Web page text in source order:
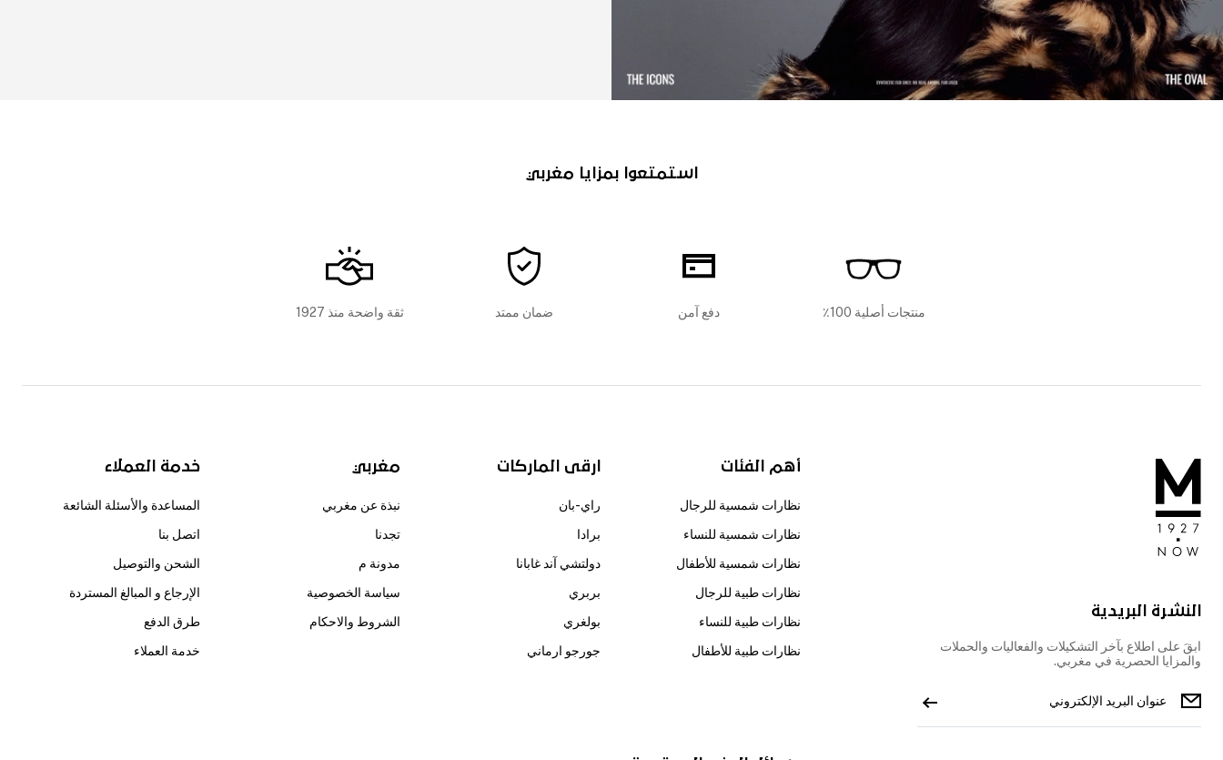
استمتعوا بمزايا مغربي
منتجات أصلية 100٪ دفع آمن ضمان ممتد ثقة واضحة منذ 1927
النشرة البريدية
ابقَ على اطلاع بآخر التشكيلات والفعاليات والحملات
والمزايا الحصرية في مغربي.
أهم الفئات
نظارات شمسية للرجال
نظارات شمسية للنساء
نظارات شمسية للأطفال
نظارات طبية للرجال
نظارات طبية للنساء
نظارات طبية للأطفال
ارقى الماركات
راي-بان
برادا
دولتشي آند غابانا
بربري
بولغري
جورجو ارماني
مغربي
نبذة عن مغربي
تجدنا
مدونة م
سياسة الخصوصية
الشروط والاحكام
خدمة العملاء
المساعدة والأسئلة الشائعة
اتصل بنا
الشحن والتوصيل
الإرجاع و المبالغ المستردة
طرق الدفع
خدمة العملاء